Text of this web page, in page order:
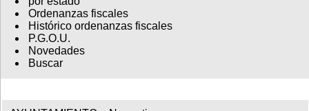
Ordenanzas fiscales
Histórico ordenanzas fiscales
P.G.O.U.
Novedades
Buscar